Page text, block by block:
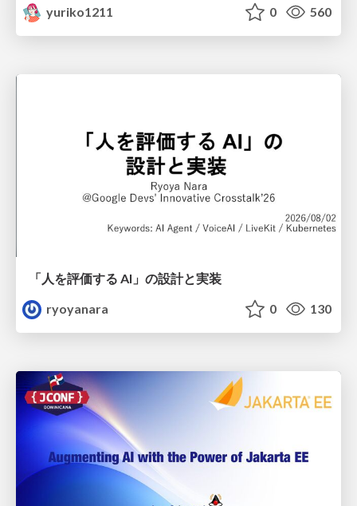
yuriko1211 0 560
「人を評価する AI」の 設計と実装
ryoyanara
0 130